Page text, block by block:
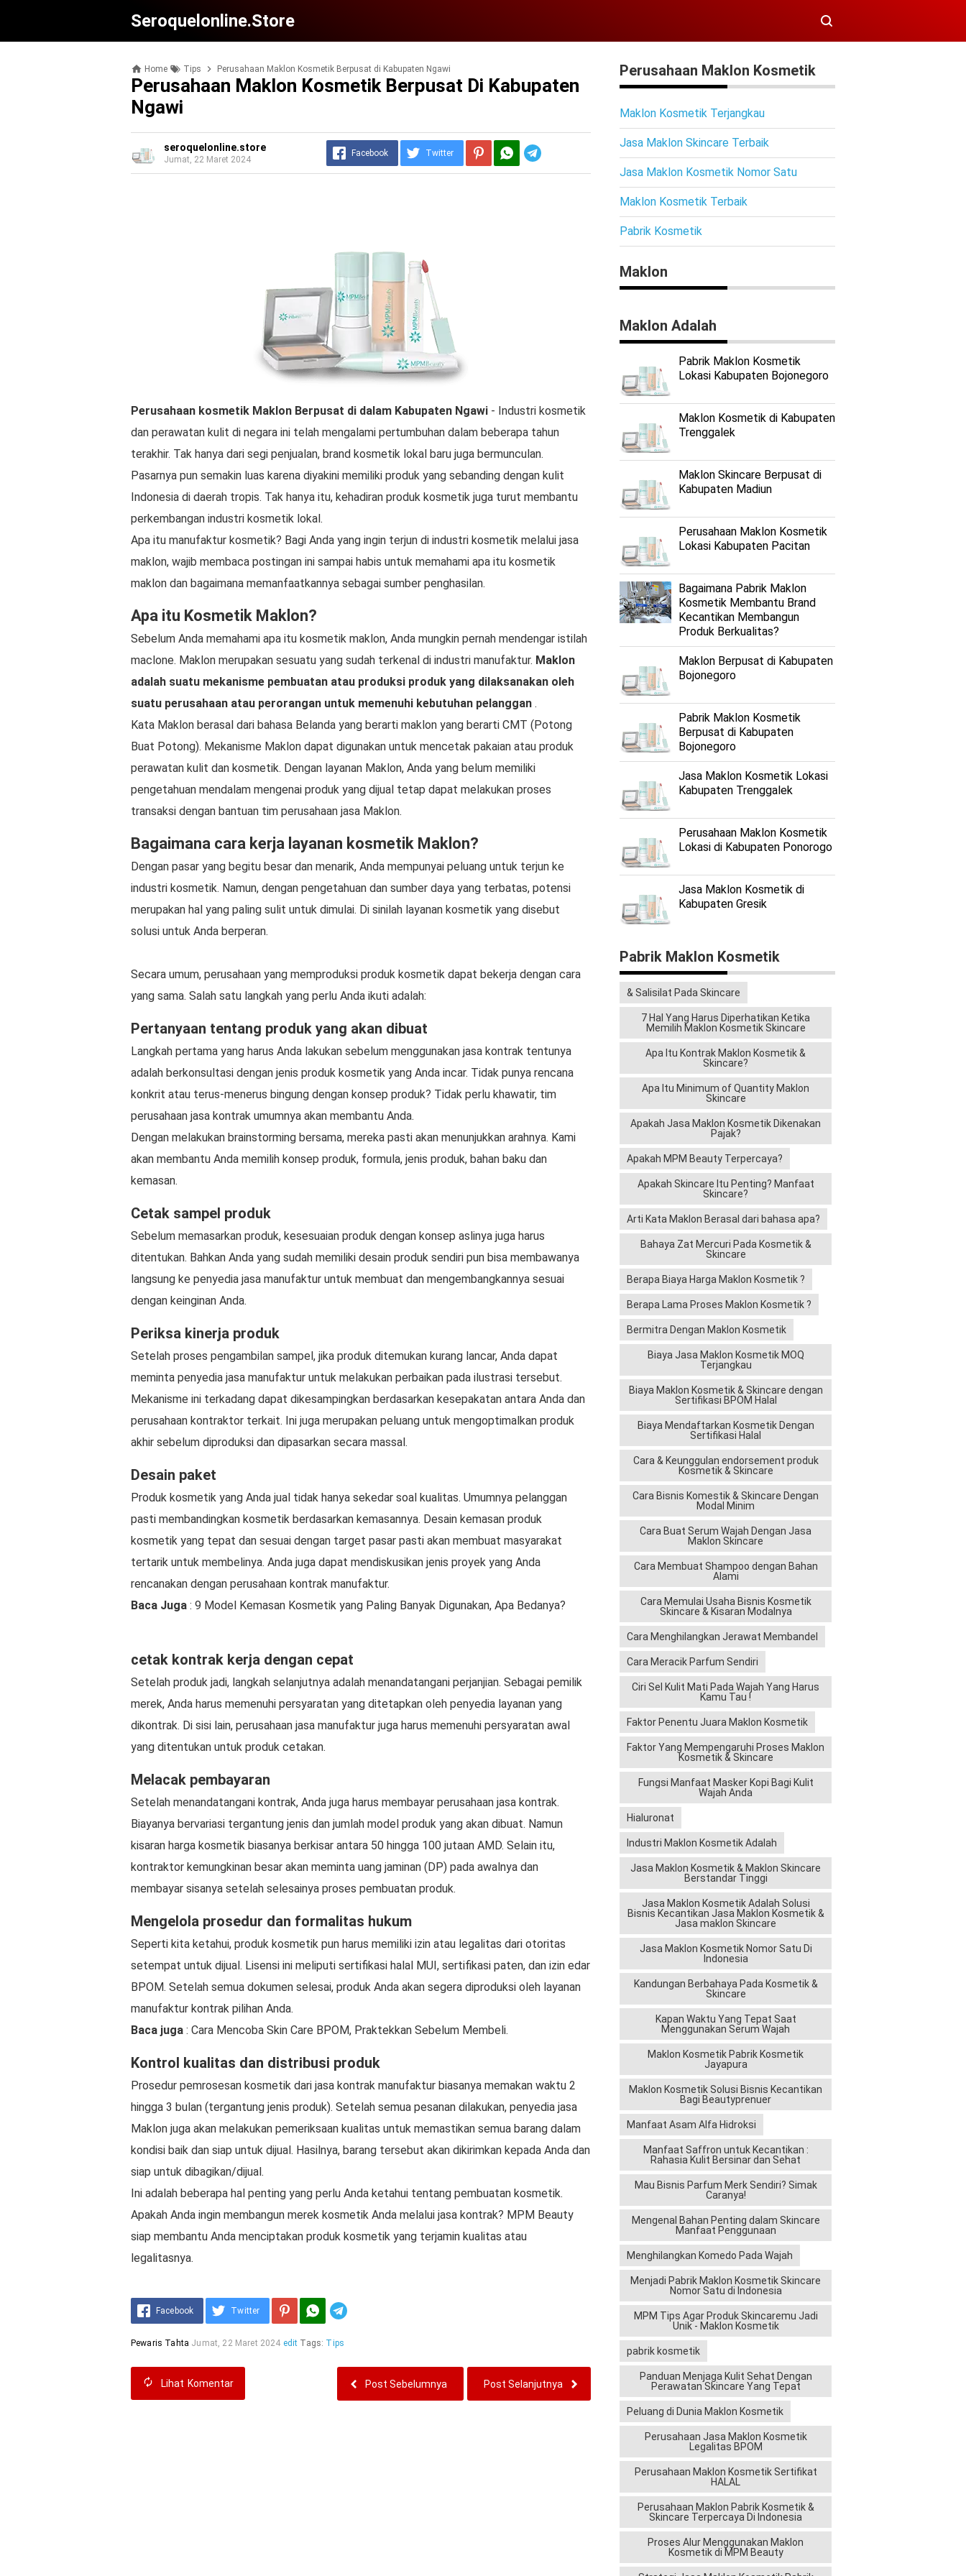
Seroquelonline.store
Home Tips Perusahaan Maklon Kosmetik Berpusat di Kabupaten Ngawi
Perusahaan Maklon Kosmetik Berpusat Di Kabupaten
Ngawi
seroquelonline.store
Jumat, 22 Maret 2024
Facebook Twitter
Perusahaan kosmetik Maklon Berpusat di dalam Kabupaten Ngawi - Industri kosmetik
dan perawatan kulit di negara ini telah mengalami pertumbuhan dalam beberapa tahun
terakhir. Tak hanya dari segi penjualan, brand kosmetik lokal baru juga bermunculan.
Pasarnya pun semakin luas karena diyakini memiliki produk yang sebanding dengan kulit
Indonesia di daerah tropis. Tak hanya itu, kehadiran produk kosmetik juga turut membantu
perkembangan industri kosmetik lokal.
Apa itu manufaktur kosmetik? Bagi Anda yang ingin terjun di industri kosmetik melalui jasa
maklon, wajib membaca postingan ini sampai habis untuk memahami apa itu kosmetik
maklon dan bagaimana memanfaatkannya sebagai sumber penghasilan.
Apa itu Kosmetik Maklon?
Sebelum Anda memahami apa itu kosmetik maklon, Anda mungkin pernah mendengar istilah
maclone. Maklon merupakan sesuatu yang sudah terkenal di industri manufaktur. Maklon
adalah suatu mekanisme pembuatan atau produksi produk yang dilaksanakan oleh
suatu perusahaan atau perorangan untuk memenuhi kebutuhan pelanggan .
Kata Maklon berasal dari bahasa Belanda yang berarti maklon yang berarti CMT (Potong
Buat Potong). Mekanisme Maklon dapat digunakan untuk mencetak pakaian atau produk
perawatan kulit dan kosmetik. Dengan layanan Maklon, Anda yang belum memiliki
pengetahuan mendalam mengenai produk yang dijual tetap dapat melakukan proses
transaksi dengan bantuan tim perusahaan jasa Maklon.
Bagaimana cara kerja layanan kosmetik Maklon?
Dengan pasar yang begitu besar dan menarik, Anda mempunyai peluang untuk terjun ke
industri kosmetik. Namun, dengan pengetahuan dan sumber daya yang terbatas, potensi
merupakan hal yang paling sulit untuk dimulai. Di sinilah layanan kosmetik yang disebut
solusi untuk Anda berperan.
Secara umum, perusahaan yang memproduksi produk kosmetik dapat bekerja dengan cara
yang sama. Salah satu langkah yang perlu Anda ikuti adalah:
Pertanyaan tentang produk yang akan dibuat
Langkah pertama yang harus Anda lakukan sebelum menggunakan jasa kontrak tentunya
adalah berkonsultasi dengan jenis produk kosmetik yang Anda incar. Tidak punya rencana
konkrit atau terus-menerus bingung dengan konsep produk? Tidak perlu khawatir, tim
perusahaan jasa kontrak umumnya akan membantu Anda.
Dengan melakukan brainstorming bersama, mereka pasti akan menunjukkan arahnya. Kami
akan membantu Anda memilih konsep produk, formula, jenis produk, bahan baku dan
kemasan.
Cetak sampel produk
Sebelum memasarkan produk, kesesuaian produk dengan konsep aslinya juga harus
ditentukan. Bahkan Anda yang sudah memiliki desain produk sendiri pun bisa membawanya
langsung ke penyedia jasa manufaktur untuk membuat dan mengembangkannya sesuai
dengan keinginan Anda.
Periksa kinerja produk
Setelah proses pengambilan sampel, jika produk ditemukan kurang lancar, Anda dapat
meminta penyedia jasa manufaktur untuk melakukan perbaikan pada ilustrasi tersebut.
Mekanisme ini terkadang dapat dikesampingkan berdasarkan kesepakatan antara Anda dan
perusahaan kontraktor terkait. Ini juga merupakan peluang untuk mengoptimalkan produk
akhir sebelum diproduksi dan dipasarkan secara massal.
Desain paket
Produk kosmetik yang Anda jual tidak hanya sekedar soal kualitas. Umumnya pelanggan
pasti membandingkan kosmetik berdasarkan kemasannya. Desain kemasan produk
kosmetik yang tepat dan sesuai dengan target pasar pasti akan membuat masyarakat
tertarik untuk membelinya. Anda juga dapat mendiskusikan jenis proyek yang Anda
rencanakan dengan perusahaan kontrak manufaktur.
Baca Juga : 9 Model Kemasan Kosmetik yang Paling Banyak Digunakan, Apa Bedanya?
cetak kontrak kerja dengan cepat
Setelah produk jadi, langkah selanjutnya adalah menandatangani perjanjian. Sebagai pemilik
merek, Anda harus memenuhi persyaratan yang ditetapkan oleh penyedia layanan yang
dikontrak. Di sisi lain, perusahaan jasa manufaktur juga harus memenuhi persyaratan awal
yang ditentukan untuk produk cetakan.
Melacak pembayaran
Setelah menandatangani kontrak, Anda juga harus membayar perusahaan jasa kontrak.
Biayanya bervariasi tergantung jenis dan jumlah model produk yang akan dibuat. Namun
kisaran harga kosmetik biasanya berkisar antara 50 hingga 100 jutaan AMD. Selain itu,
kontraktor kemungkinan besar akan meminta uang jaminan (DP) pada awalnya dan
membayar sisanya setelah selesainya proses pembuatan produk.
Mengelola prosedur dan formalitas hukum
Seperti kita ketahui, produk kosmetik pun harus memiliki izin atau legalitas dari otoritas
setempat untuk dijual. Lisensi ini meliputi sertifikasi halal MUI, sertifikasi paten, dan izin edar
BPOM. Setelah semua dokumen selesai, produk Anda akan segera diproduksi oleh layanan
manufaktur kontrak pilihan Anda.
Baca juga : Cara Mencoba Skin Care BPOM, Praktekkan Sebelum Membeli.
Kontrol kualitas dan distribusi produk
Prosedur pemrosesan kosmetik dari jasa kontrak manufaktur biasanya memakan waktu 2
hingga 3 bulan (tergantung jenis produk). Setelah semua pesanan dilakukan, penyedia jasa
Maklon juga akan melakukan pemeriksaan kualitas untuk memastikan semua barang dalam
kondisi baik dan siap untuk dijual. Hasilnya, barang tersebut akan dikirimkan kepada Anda dan
siap untuk dibagikan/dijual.
Ini adalah beberapa hal penting yang perlu Anda ketahui tentang pembuatan kosmetik.
Apakah Anda ingin membangun merek kosmetik Anda melalui jasa kontrak? MPM Beauty
siap membantu Anda menciptakan produk kosmetik yang terjamin kualitas atau
legalitasnya.
Facebook Twitter
Pewaris Tahta Jumat, 22 Maret 2024 edit Tags: Tips
Lihat Komentar Post Selanjutnya
Post Sebelumnya
Perusahaan Maklon Kosmetik
Maklon Kosmetik Terjangkau
Jasa Maklon Skincare Terbaik
Jasa Maklon Kosmetik Nomor Satu
Maklon Kosmetik Terbaik
Pabrik Kosmetik
Maklon
Maklon Adalah
Pabrik Maklon Kosmetik
Lokasi Kabupaten Bojonegoro
Maklon Kosmetik di Kabupaten
Trenggalek
Maklon Skincare Berpusat di
Kabupaten Madiun
Perusahaan Maklon Kosmetik
Lokasi Kabupaten Pacitan
Bagaimana Pabrik Maklon
Kosmetik Membantu Brand
Kecantikan Membangun
Produk Berkualitas?
Maklon Berpusat di Kabupaten
Bojonegoro
Pabrik Maklon Kosmetik
Berpusat di Kabupaten
Bojonegoro
Jasa Maklon Kosmetik Lokasi
Kabupaten Trenggalek
Perusahaan Maklon Kosmetik
Lokasi di Kabupaten Ponorogo
Jasa Maklon Kosmetik di
Kabupaten Gresik
Pabrik Maklon Kosmetik
& Salisilat Pada Skincare
7 Hal Yang Harus Diperhatikan Ketika
Memilih Maklon Kosmetik Skincare
Apa Itu Kontrak Maklon Kosmetik &
Skincare?
Apa Itu Minimum of Quantity Maklon
Skincare
Apakah Jasa Maklon Kosmetik Dikenakan
Pajak?
Apakah MPM Beauty Terpercaya?
Apakah Skincare Itu Penting? Manfaat
Skincare?
Arti Kata Maklon Berasal dari bahasa apa?
Bahaya Zat Mercuri Pada Kosmetik &
Skincare
Berapa Biaya Harga Maklon Kosmetik ?
Berapa Lama Proses Maklon Kosmetik ?
Bermitra Dengan Maklon Kosmetik
Biaya Jasa Maklon Kosmetik MOQ
Terjangkau
Biaya Maklon Kosmetik & Skincare dengan
Sertifikasi BPOM Halal
Biaya Mendaftarkan Kosmetik Dengan
Sertifikasi Halal
Cara & Keunggulan endorsement produk
Kosmetik & Skincare
Cara Bisnis Komestik & Skincare Dengan
Modal Minim
Cara Buat Serum Wajah Dengan Jasa
Maklon Skincare
Cara Membuat Shampoo dengan Bahan
Alami
Cara Memulai Usaha Bisnis Kosmetik
Skincare & Kisaran Modalnya
Cara Menghilangkan Jerawat Membandel
Cara Meracik Parfum Sendiri
Ciri Sel Kulit Mati Pada Wajah Yang Harus
Kamu Tau !
Faktor Penentu Juara Maklon Kosmetik
Faktor Yang Mempengaruhi Proses Maklon
Kosmetik & Skincare
Fungsi Manfaat Masker Kopi Bagi Kulit
Wajah Anda
Hialuronat
Industri Maklon Kosmetik Adalah
Jasa Maklon Kosmetik & Maklon Skincare
Berstandar Tinggi
Jasa Maklon Kosmetik Adalah Solusi
Bisnis Kecantikan Jasa Maklon Kosmetik &
Jasa maklon Skincare
Jasa Maklon Kosmetik Nomor Satu Di
Indonesia
Kandungan Berbahaya Pada Kosmetik &
Skincare
Kapan Waktu Yang Tepat Saat
Menggunakan Serum Wajah
Maklon Kosmetik Pabrik Kosmetik
Jayapura
Maklon Kosmetik Solusi Bisnis Kecantikan
Bagi Beautyprenuer
Manfaat Asam Alfa Hidroksi
Manfaat Saffron untuk Kecantikan :
Rahasia Kulit Bersinar dan Sehat
Mau Bisnis Parfum Merk Sendiri? Simak
Caranya!
Mengenal Bahan Penting dalam Skincare
Manfaat Penggunaan
Menghilangkan Komedo Pada Wajah
Menjadi Pabrik Maklon Kosmetik Skincare
Nomor Satu di Indonesia
MPM Tips Agar Produk Skincaremu Jadi
Unik - Maklon Kosmetik
pabrik kosmetik
Panduan Menjaga Kulit Sehat Dengan
Perawatan Skincare Yang Tepat
Peluang di Dunia Maklon Kosmetik
Perusahaan Jasa Maklon Kosmetik
Legalitas BPOM
Perusahaan Maklon Kosmetik Sertifikat
HALAL
Perusahaan Maklon Pabrik Kosmetik &
Skincare Terpercaya Di Indonesia
Proses Alur Menggunakan Maklon
Kosmetik di MPM Beauty